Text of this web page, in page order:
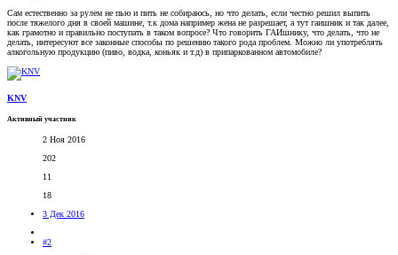
Сам естественно за рулем не пью и пить не собираюсь, но что делать, если честно решил выпить
после тяжелого дня в своей машине, т.к дома например жена не разрешает, а тут гаишник и так далее,
как грамотно и правильно поступать в таком вопросе? Что говорить ГАИшнику, что делать, что не
делать, интересуют все законные способы по решению такого рода проблем. Можно ли употреблять
алкогольную продукцию (пиво, водка, коньяк и т.д) в припаркованном автомобиле?
KNV
Активный участник
2 Ноя 2016
202
11
18
3 Дек 2016
#2